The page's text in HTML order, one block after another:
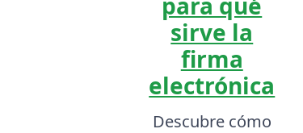
sirve la
firma
electrónica
Descubre cómo